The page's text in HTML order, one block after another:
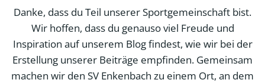
Danke, dass du Teil unserer Sportgemeinschaft bist.
Wir hoffen, dass du genauso viel Freude und
Inspiration auf unserem Blog findest, wie wir bei der
Erstellung unserer Beiträge empfinden. Gemeinsam
machen wir den SV Enkenbach zu einem Ort, an dem